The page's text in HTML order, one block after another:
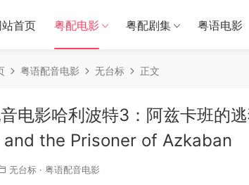
站首页 粤配电影 粤配剧集 粤语电影
粤语配音电影 无台标 正文
电影哈利波特3：阿兹卡班的
the Prisoner of Azkaban
无台标 · 粤语配音电影